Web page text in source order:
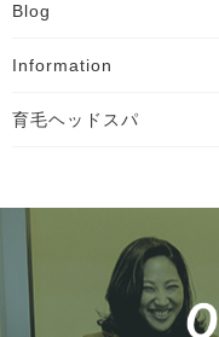
Blog
Information
育毛ヘッドスパ